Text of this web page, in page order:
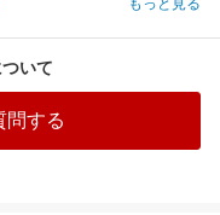
もっと見る
いて
問する